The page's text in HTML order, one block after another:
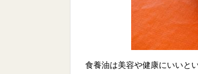
食養油は美容や健康にいいと